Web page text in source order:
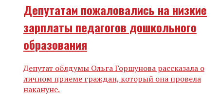
Депутатам пожаловались на низкие
зарплаты педагогов дошкольного
образования
Депутат облдумы Ольга Горшунова рассказала о
личном приеме граждан, который она провела
накануне.